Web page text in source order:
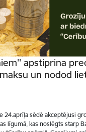
apstiprina
un nodod
24.aprīļa sēdē akceptējusi
līgumā, kas noslēgts starp